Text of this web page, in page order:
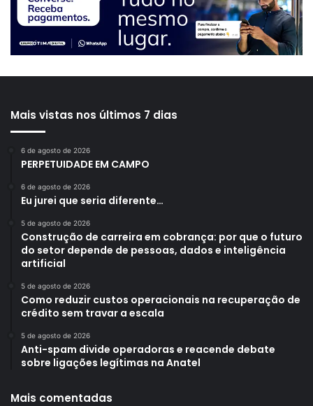
Mais vistas nos últimos 7 dias
6 de agosto de 2026
PERPETUIDADE EM CAMPO
6 de agosto de 2026
Eu jurei que seria diferente…
5 de agosto de 2026
Construção de carreira em cobrança: por que o futuro
do setor depende de pessoas, dados e inteligência
artificial
5 de agosto de 2026
Como reduzir custos operacionais na recuperação de
crédito sem travar a escala
5 de agosto de 2026
Anti-spam divide operadoras e reacende debate
sobre ligações legítimas na Anatel
Mais comentadas